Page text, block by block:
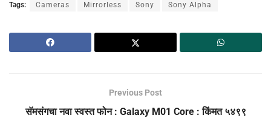
Tags: Cameras Mirrorless Sony Sony Alpha
Previous Post
सॅमसंगचा नवा स्वस्त फोन : Galaxy M01 Core : किंमत ५४९९